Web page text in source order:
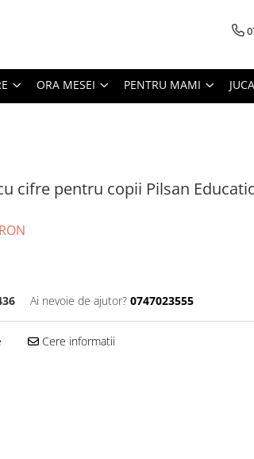
ORA MESEI PENTRU MAMI
cifre pentru copii Pilsan
Ai nevoie de ajutor? 0747023555
Cere informatii